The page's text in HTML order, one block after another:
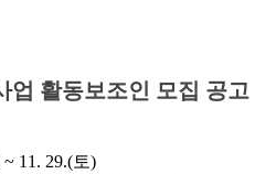
업 활동보조인 모집 공고
~ 11. 29.(토)